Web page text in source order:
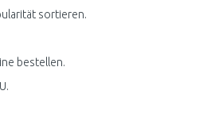
sortieren.
bestellen.